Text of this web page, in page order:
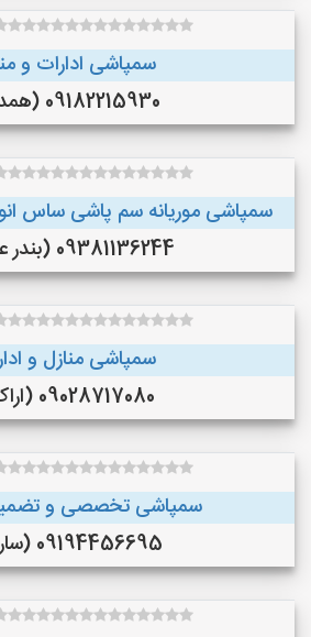
سمپاشی ادارات و
09182215930 (همدان)
سمپاشی موریانه سم پاشی ساس
09381136244 (بندر عباس)
سمپاشی منازل و
09028717080 (اراک )
سمپاشی تخصصی و
09194456695 (ساری )